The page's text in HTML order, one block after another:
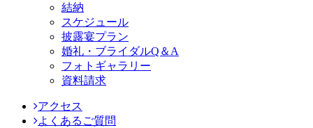
結納
スケジュール
披露宴プラン
婚礼・ブライダルQ＆A
フォトギャラリー
資料請求
アクセス
よくあるご質問